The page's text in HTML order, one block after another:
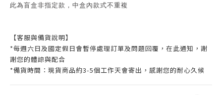
此為盲盒非指定款，中盒內款式不重複
【客服與備貨說明】
*每週六日及國定假日會暫停處理訂單及問題回覆，在此通知，謝
謝您的體諒與配合
*備貨時間：現貨商品約3-5個工作天會寄出，感謝您的耐心久候